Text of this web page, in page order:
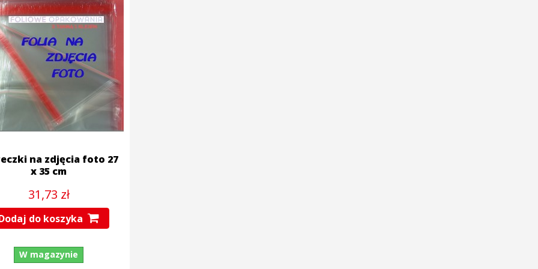
na zdjęcia foto 27
x 35 cm
31,73 zł
do koszyka
W magazynie